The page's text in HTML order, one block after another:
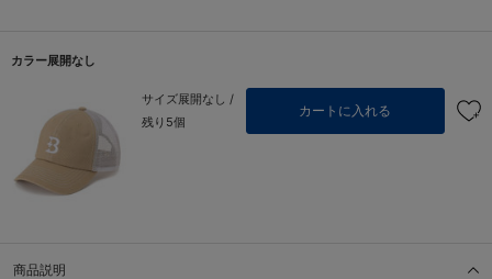
カラー展開なし
サイズ展開なし /
残り5個
カートに入れる
商品説明